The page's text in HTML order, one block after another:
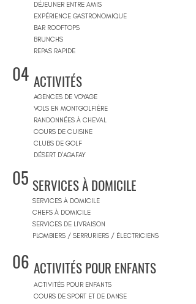
DÉJEUNER ENTRE AMIS
EXPÉRIENCE GASTRONOMIQUE
BAR ROOFTOPS
BRUNCHS
REPAS RAPIDE
04 ACTIVITÉS
AGENCES DE VOYAGE
VOLS EN MONTGOLFIÈRE
RANDONNÉES À CHEVAL
COURS DE CUISINE
CLUBS DE GOLF
DÉSERT D'AGAFAY
05 SERVICES À DOMICILE
SERVICES À DOMICILE
CHEFS À DOMICILE
SERVICES DE LIVRAISON
PLOMBIERS / SERRURIERS / ÉLECTRICIENS
06 ACTIVITÉS POUR ENFANTS
ACTIVITÉS POUR ENFANTS
COURS DE SPORT ET DE DANSE